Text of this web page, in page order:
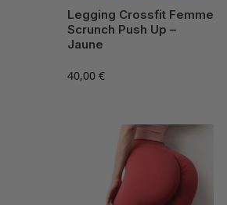
Legging Crossfit Femme
Scrunch Push Up –
Jaune
40,00 €